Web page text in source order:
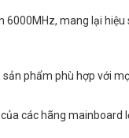
6000MHz, mang lại
phẩm phù hợp với
các hãng mainboard